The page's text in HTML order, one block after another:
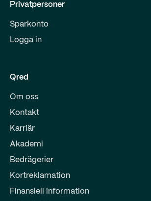
Privatpersoner
Sparkonto
Logga in
Qred
Om oss
Kontakt
Karriär
Akademi
Bedrägerier
Kortreklamation
Finansiell information